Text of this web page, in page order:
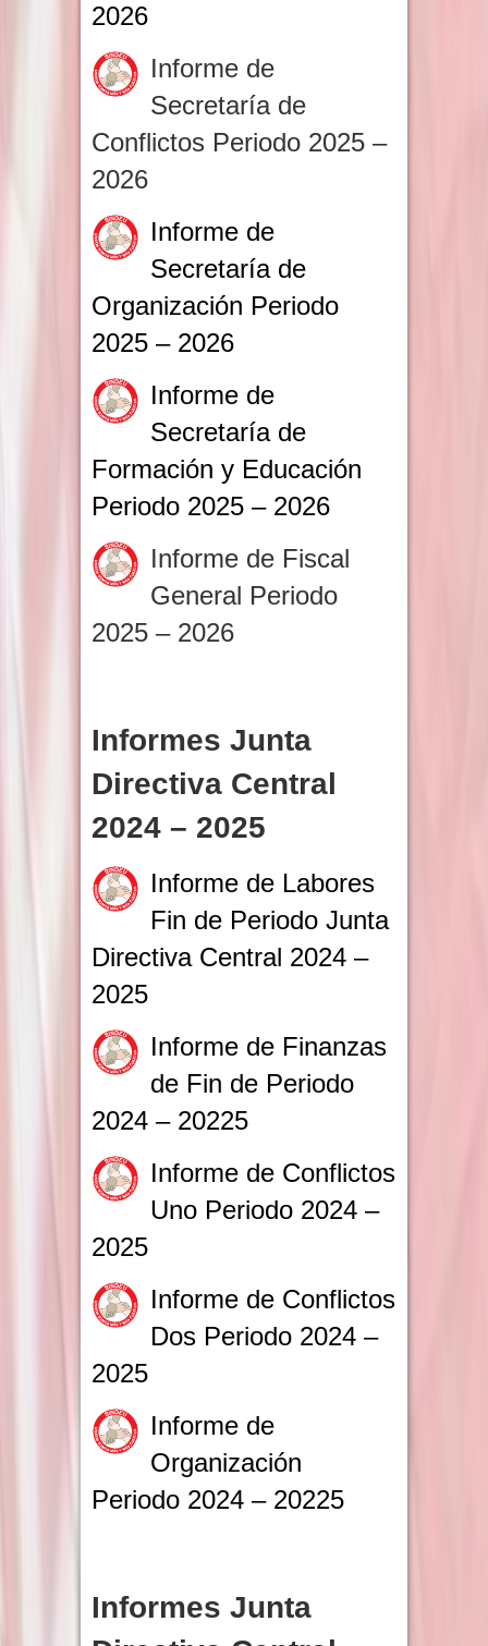
2026
Informe de
Secretaría de
Conflictos Periodo 2025 –
2026
Informe de
Secretaría de
Organización Periodo
2025 – 2026
Informe de
Secretaría de
Formación y Educación
Periodo 2025 – 2026
Informe de Fiscal
General Periodo
2025 – 2026
Informes Junta
Directiva Central
2024 – 2025
Informe de Labores
Fin de Periodo Junta
Directiva Central 2024 –
2025
Informe de Finanzas
de Fin de Periodo
2024 – 20225
Informe de Conflictos
Uno Periodo 2024 –
2025
Informe de Conflictos
Dos Periodo 2024 –
2025
Informe de
Organización
Periodo 2024 – 20225
Informes Junta